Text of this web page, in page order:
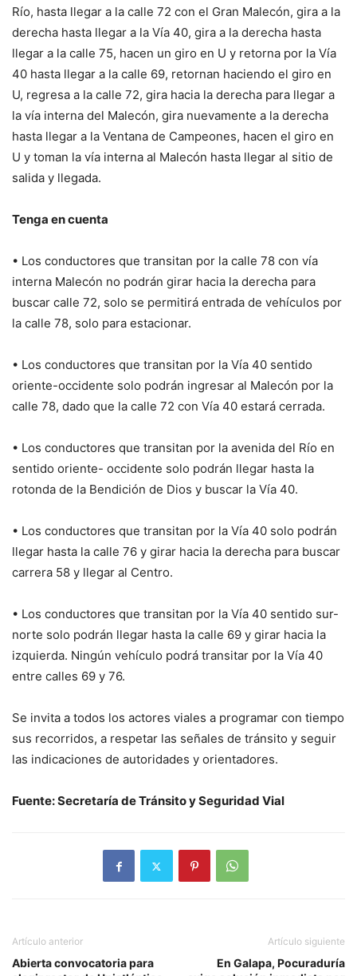
Río, hasta llegar a la calle 72 con el Gran Malecón, gira a la
derecha hasta llegar a la Vía 40, gira a la derecha hasta
llegar a la calle 75, hacen un giro en U y retorna por la Vía
40 hasta llegar a la calle 69, retornan haciendo el giro en
U, regresa a la calle 72, gira hacia la derecha para llegar a
la vía interna del Malecón, gira nuevamente a la derecha
hasta llegar a la Ventana de Campeones, hacen el giro en
U y toman la vía interna al Malecón hasta llegar al sitio de
salida y llegada.
Tenga en cuenta
• Los conductores que transitan por la calle 78 con vía
interna Malecón no podrán girar hacia la derecha para
buscar calle 72, solo se permitirá entrada de vehículos por
la calle 78, solo para estacionar.
• Los conductores que transitan por la Vía 40 sentido
oriente-occidente solo podrán ingresar al Malecón por la
calle 78, dado que la calle 72 con Vía 40 estará cerrada.
• Los conductores que transitan por la avenida del Río en
sentido oriente- occidente solo podrán llegar hasta la
rotonda de la Bendición de Dios y buscar la Vía 40.
• Los conductores que transitan por la Vía 40 solo podrán
llegar hasta la calle 76 y girar hacia la derecha para buscar
carrera 58 y llegar al Centro.
• Los conductores que transitan por la Vía 40 sentido sur-
norte solo podrán llegar hasta la calle 69 y girar hacia la
izquierda. Ningún vehículo podrá transitar por la Vía 40
entre calles 69 y 76.
Se invita a todos los actores viales a programar con tiempo
sus recorridos, a respetar las señales de tránsito y seguir
las indicaciones de autoridades y orientadores.
Fuente: Secretaría de Tránsito y Seguridad Vial
Artículo anterior
Abierta convocatoria para
Artículo siguiente
En Galapa, Pocuraduría